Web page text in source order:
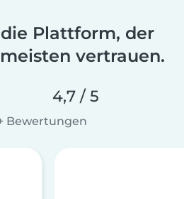
Plattform, der
vertrauen.
4,7 / 5
Bewertungen